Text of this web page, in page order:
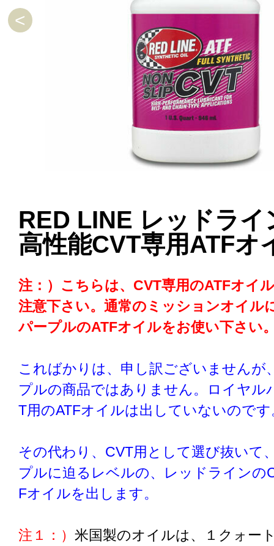
RED LINE レッドライ
高性能CVT専用ATFオ
注：）こちらは、CVT専用のATFオイ
注意下さい。通常のミッションオイル
パープルのATFオイルをお使い下さい
こればかりは、申し訳ございませんが
プルの商品ではありません。ロイヤル
T用のATFオイルは出していないのです
その代わり、CVT用として選び抜いて
プルに迫るレベルの、レッドラインの
Fオイルを出します。
注１：） 米国製のオイルは、１クォー